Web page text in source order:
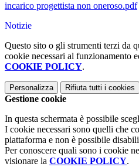
incarico progettista non oneroso.pdf
Notizie
Questo sito o gli strumenti terzi da
cookie necessari al funzionamento
COOKIE POLICY.
Personalizza Rifiuta tutti i cookies
Gestione cookie
In questa schermata è possibile
I cookie necessari sono quelli che
piattaforma e non è possibile
Per conoscere quali sono i cookie
visionare la COOKIE POLICY.